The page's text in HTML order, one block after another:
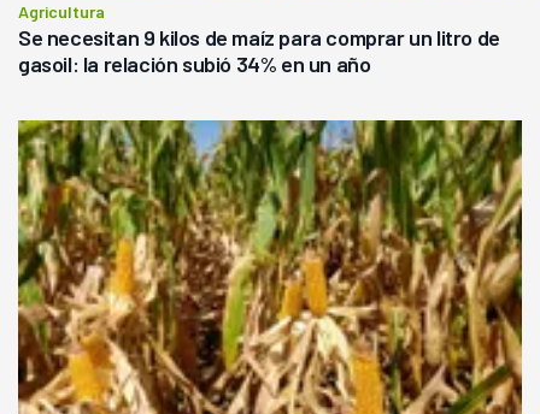
Agricultura
Se necesitan 9 kilos de maíz para comprar un litro de
gasoil: la relación subió 34% en un año